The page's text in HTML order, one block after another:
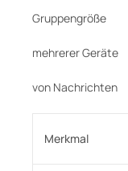
Gruppengröße
mehrerer Geräte
von Nachrichten
Merkmal